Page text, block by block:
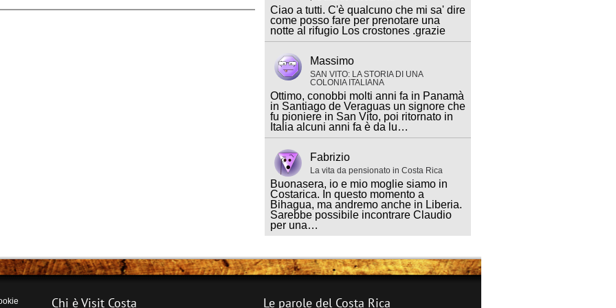
Ciao a tutti. C'è qualcuno che mi sa' dire
come posso fare per prenotare una
notte al rifugio Los crostones .grazie
Massimo
SAN VITO: LA STORIA DI UNA
COLONIA ITALIANA
Ottimo, conobbi molti anni fa in Panamà
in Santiago de Veraguas un signore che
fu pioniere in San Vito, poi ritornato in
Italia alcuni anni fa è da lu…
Fabrizio
La vita da pensionato in Costa Rica
Buonasera, io e mio moglie siamo in
Costarica. In questo momento a
Bihagua, ma andremo anche in Liberia.
Sarebbe possibile incontrare Claudio
per una…
Chi è Visit Costa Le parole del Costa Rica